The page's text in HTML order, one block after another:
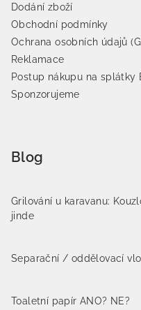
Dodání zboží
Obchodní podmínky
Ochrana osobních údajů
Reklamace
Postup nákupu na splátky
Sponzorujeme
Blog
Grilování u karavanu:
jinde
Separační / oddělovací
Toaletní papír ANO? NE?